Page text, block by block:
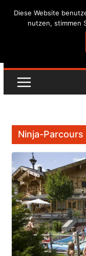
Skip
Ninja-Parcours
Diese Website
nutzen, stimmen